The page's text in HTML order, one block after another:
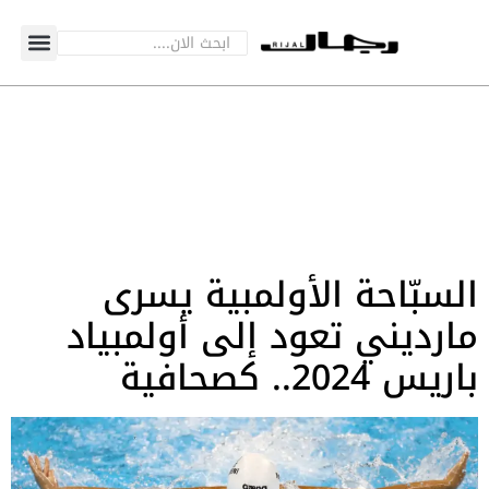
السبّاحة الأولمبية يسرى
مارديني تعود إلى أولمبياد
باريس 2024.. كصحافية